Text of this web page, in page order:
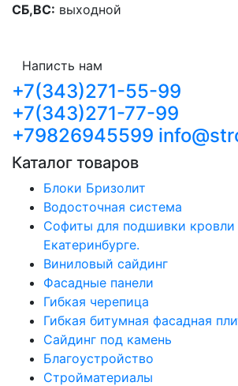
СБ,ВС: выходной
Написть нам
+7(343)271-55-99
+7(343)271-77-99
+79826945599
Каталог товаров
Блоки Бризолит
Водосточная система
Софиты для подшивки кровли
Екатеринбурге.
Виниловый сайдинг
Фасадные панели
Гибкая черепица
Гибкая битумная фасадная
Сайдинг под камень
Благоустройство
Стройматериалы